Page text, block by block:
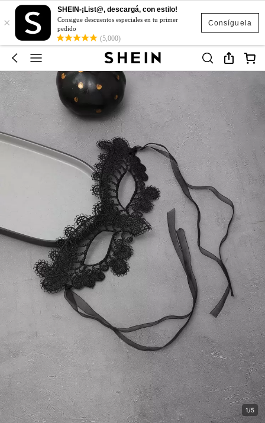
Consíguela
×
SHEIN-¡List@, descargá, con estilo!
Consigue descuentos especiales en tu primer
pedido
(5,000)
1/5